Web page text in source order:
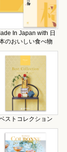
In Japan with 日
のおいしい食べ物
ストコレクション